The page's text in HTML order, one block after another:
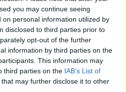
you may continue seeing
on personal information utilized by
disclosed to third parties prior to
opt-out of the further
information by third parties on the
This information may
third parties on the IAB’s List of
that may further disclose it to other
Rieti intende
la propria attività sportiva
trasparenza, impegno e
locale.